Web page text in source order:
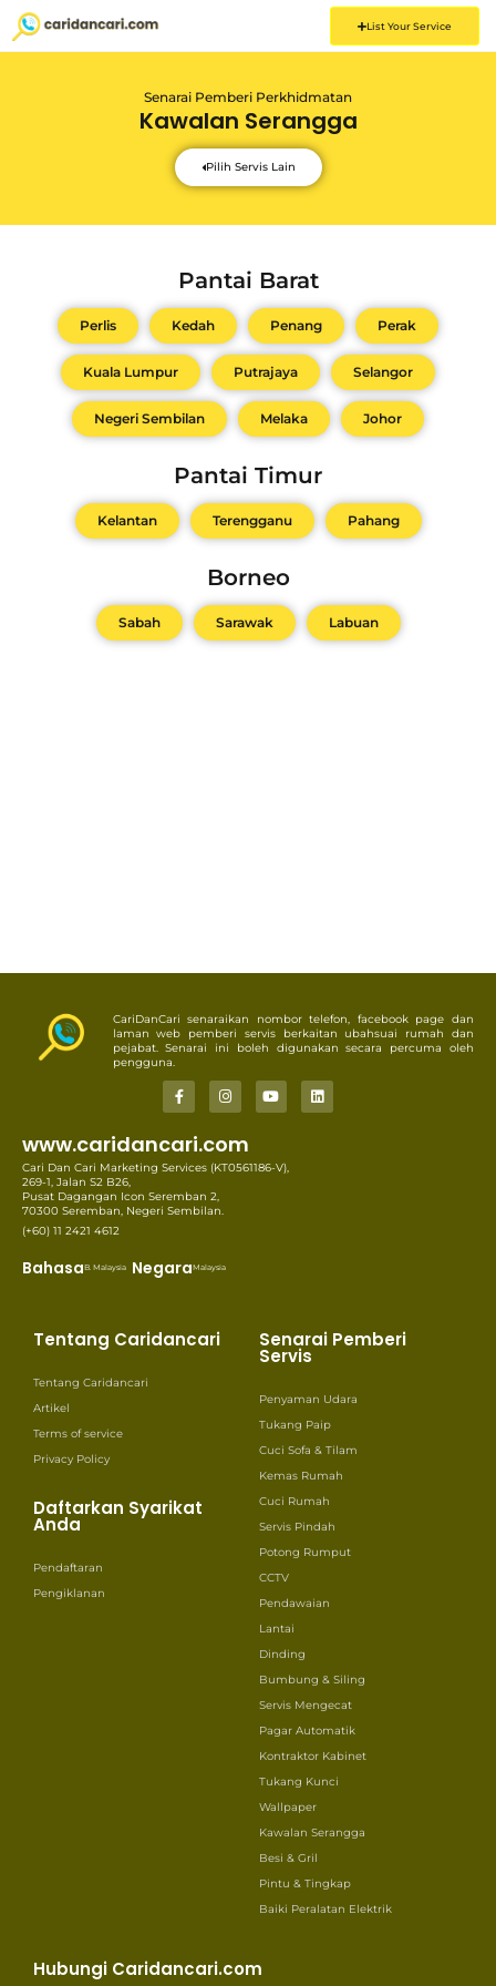
List Your Service
Senarai Pemberi Perkhidmatan
Kawalan Serangga
Pilih Servis Lain
Pantai Barat
Perlis Kedah Penang Perak
Kuala Lumpur Putrajaya Selangor
Negeri Sembilan Melaka Johor
Pantai Timur
Kelantan Terengganu Pahang
Borneo
Sabah Sarawak Labuan
CariDanCari senaraikan nombor telefon, facebook page dan
laman web pemberi servis berkaitan ubahsuai rumah dan
pejabat. Senarai ini boleh digunakan secara percuma oleh
pengguna.
www.caridancari.com
Cari Dan Cari Marketing Services (KT0561186-V),
269-1, Jalan S2 B26,
Pusat Dagangan Icon Seremban 2,
70300 Seremban, Negeri Sembilan.
(+60) 11 2421 4612
BahasaB. Malaysia NegaraMalaysia
Tentang Caridancari
Tentang Caridancari
Artikel
Terms of service
Privacy Policy
Daftarkan Syarikat
Anda
Pendaftaran
Pengiklanan
Senarai Pemberi
Servis
Penyaman Udara
Tukang Paip
Cuci Sofa & Tilam
Kemas Rumah
Cuci Rumah
Servis Pindah
Potong Rumput
CCTV
Pendawaian
Lantai
Dinding
Bumbung & Siling
Servis Mengecat
Pagar Automatik
Kontraktor Kabinet
Tukang Kunci
Wallpaper
Kawalan Serangga
Besi & Gril
Pintu & Tingkap
Baiki Peralatan Elektrik
Hubungi Caridancari.com